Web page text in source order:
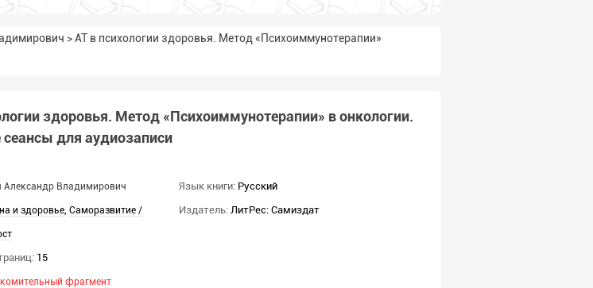
>АТ в психологии здоровья. Метод «Психоиммунотерапии»
здоровья. Метод «Психоиммунотерапии» в онкологии.
для аудиозаписи
Александр Владимирович
и здоровье, Саморазвитие /
15
фрагмент
Язык книги: Русский
Издатель: ЛитРес: Самиздат